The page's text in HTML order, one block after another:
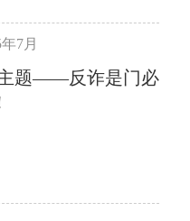
7月
主题——反诈是门必